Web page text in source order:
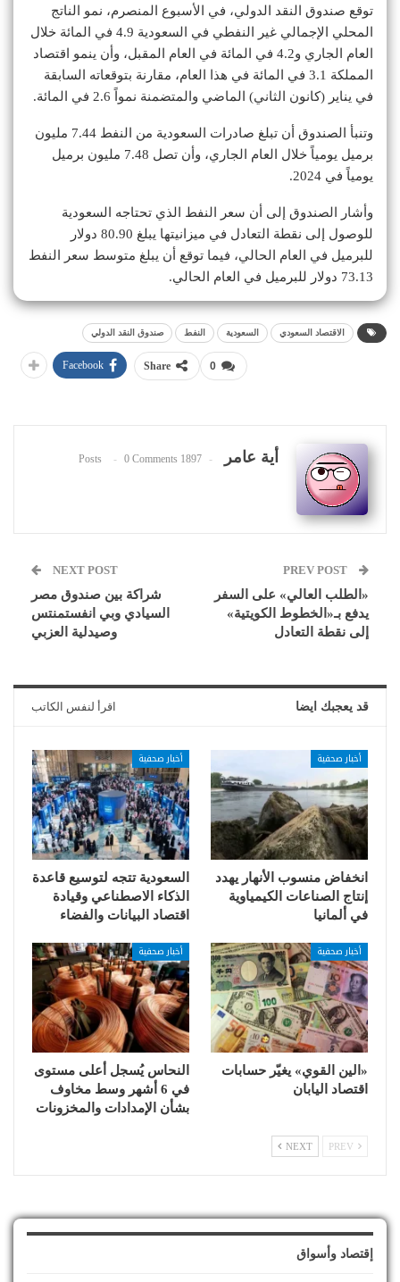
توقع صندوق النقد الدولي، في الأسبوع المنصرم، نمو الناتج
المحلي الإجمالي غير النفطي في السعودية 4.9 في المائة خلال
العام الجاري و4.2 في المائة في العام المقبل، وأن ينمو اقتصاد
المملكة 3.1 في المائة في هذا العام، مقارنة بتوقعاته السابقة
في يناير (كانون الثاني) الماضي والمتضمنة نمواً 2.6 في المائة.
وتنبأ الصندوق أن تبلغ صادرات السعودية من النفط 7.44 مليون
برميل يومياً خلال العام الجاري، وأن تصل 7.48 مليون برميل
يومياً في 2024.
وأشار الصندوق إلى أن سعر النفط الذي تحتاجه السعودية
للوصول إلى نقطة التعادل في ميزانيتها يبلغ 80.90 دولار
للبرميل في العام الحالي، فيما توقع أن يبلغ متوسط سعر النفط
73.13 دولار للبرميل في العام الحالي.
الاقتصاد السعودي السعودية النفط صندوق النقد الدولي
0
Share
Facebook
أية عامر 1897 Posts
0 Comments
«الطلب العالي» على السفر
يدفع بـ«الخطوط الكويتية»
إلى نقطة التعادل
NEXT POST
شراكة بين صندوق مصر
السيادي وبي انفستمنتس
وصيدلية العزبي
قد يعجبك ايضا اقرأ لنفس الكاتب
أخبار صحفية
انخفاض منسوب الأنهار يهدد
إنتاج الصناعات الكيمياوية
في ألمانيا
أخبار صحفية
السعودية تتجه لتوسيع قاعدة
الذكاء الاصطناعي وقيادة
اقتصاد البيانات والفضاء
أخبار صحفية
«الين القوي» يغيّر حسابات
اقتصاد اليابان
أخبار صحفية
النحاس يُسجل أعلى مستوى
في 6 أشهر وسط مخاوف
بشأن الإمدادات والمخزونات
NEXT
إقتصاد وأسواق